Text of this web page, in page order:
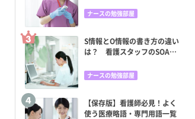
ナースの勉強部屋
S情報とO情報の書き方の違い
は？ 看護スタッフのSOAP
ナースの勉強部屋
【保存版】看護師必見！よく
使う医療略語・専門用語一覧